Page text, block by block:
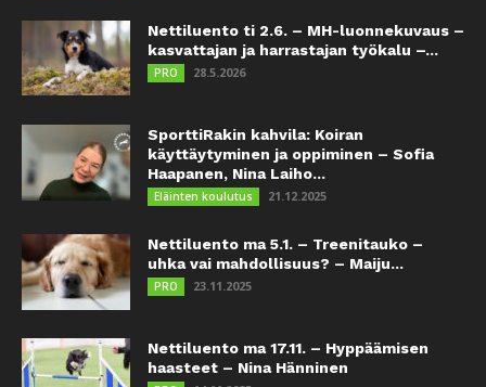
Nettiluento ti 2.6. – MH-luonnekuvaus –
kasvattajan ja harrastajan työkalu –...
PRO 28.5.2026
SporttiRakin kahvila: Koiran
käyttäytyminen ja oppiminen – Sofia
Haapanen, Nina Laiho...
Eläinten koulutus 21.12.2025
Nettiluento ma 5.1. – Treenitauko –
uhka vai mahdollisuus? – Maiju...
PRO 23.11.2025
Nettiluento ma 17.11. – Hyppäämisen
haasteet – Nina Hänninen